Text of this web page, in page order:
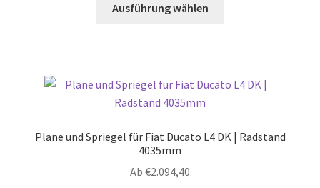
Ausführung wählen
auf.
können
Plane und Spriegel für Fiat Ducato L4 DK | Radstand
4035mm
Ab €2.094,40